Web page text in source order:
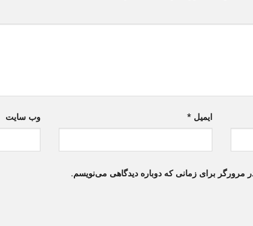
ایمیل* وب‌ سایت
مرورگر برای زمانی که دوباره دیدگاهی می‌نویسم.